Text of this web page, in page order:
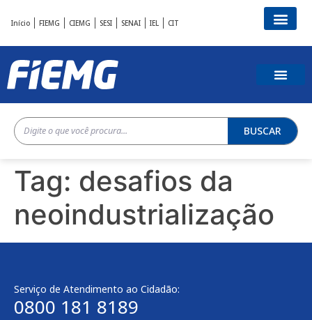
Início FIEMG CIEMG SESI SENAI IEL CIT
BUSCAR
Tag: desafios da
neoindustrialização
Serviço de Atendimento ao Cidadão:
0800 181 8189